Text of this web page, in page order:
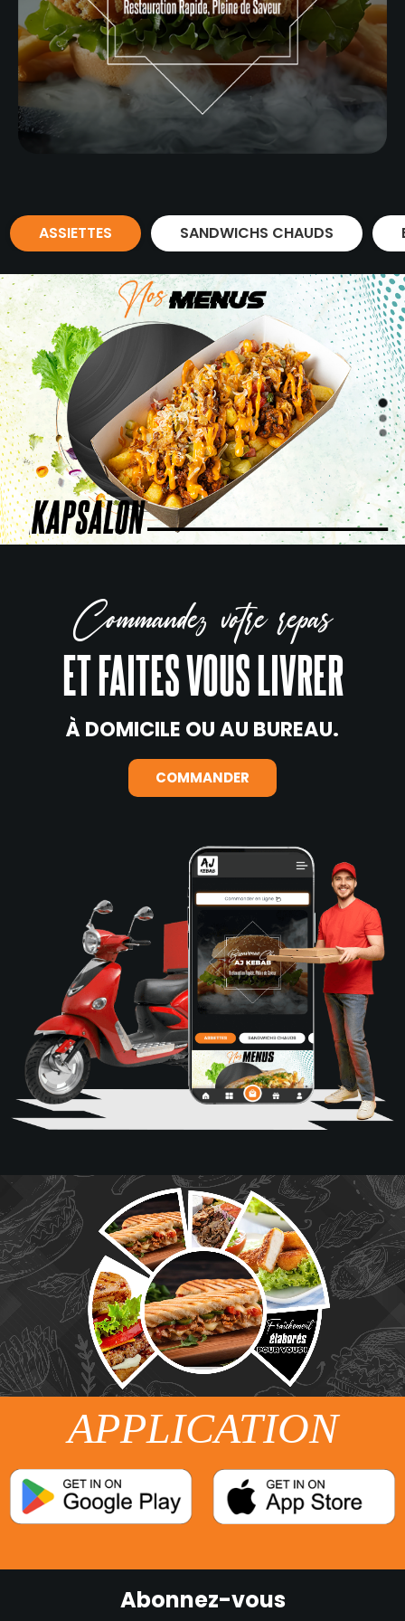
ASSIETTES SANDWICHS CHAUDS
Commandez votre repas
ET FAITES VOUS LIVRER
À DOMICILE OU AU BUREAU.
COMMANDER
APPLICATION
Abonnez-vous